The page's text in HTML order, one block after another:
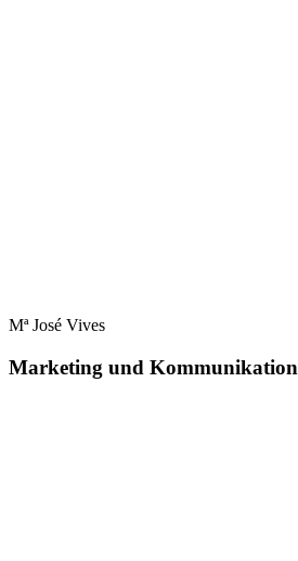
Mª José Vives
Marketing und Kommunikation